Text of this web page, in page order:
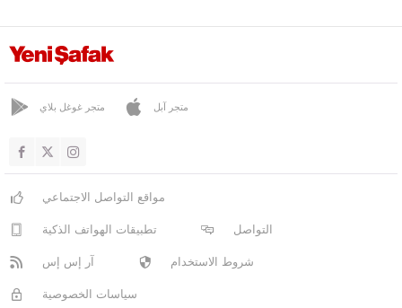
سينديرغي
سوسورلوك
بايبورت
بيلاجيك
بينغول
متجر غوغل بلاي متجر آبل
مواقع التواصل الاجتماعي
تطبيقات الهواتف الذكية التواصل
آر إس إس شروط الاستخدام
سياسات الخصوصية